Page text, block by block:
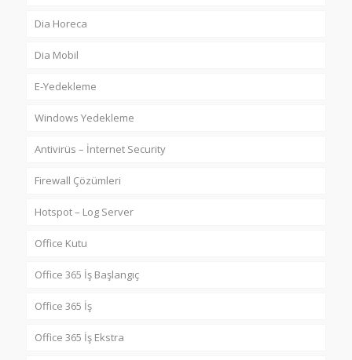
Dia Horeca
Dia Mobil
E-Yedekleme
Windows Yedekleme
Antivirüs – İnternet Security
Firewall Çözümleri
Hotspot – Log Server
Office Kutu
Office 365 İş Başlangıç
Office 365 İş
Office 365 İş Ekstra